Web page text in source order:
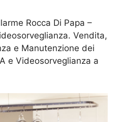
Rocca Di Papa –
Vendita,
e Manutenzione dei
e Videosorveglianza a